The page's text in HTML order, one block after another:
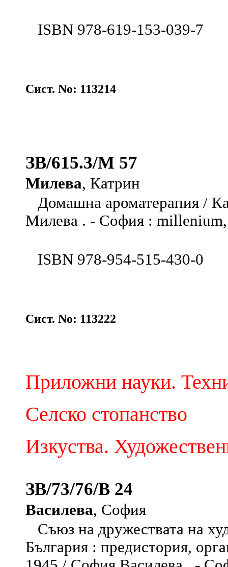
ISBN 978-619-153-039-7
Сист. No: 113214
ЗВ/615.3/М 57
Милева, Катрин
Домашна ароматерапия /
Милева . - София :
ISBN 978-954-515-430-0
Сист. No: 113222
Приложни науки.
Селско стопанство
Изкуства.
ЗВ/73/76/В 24
Василева, София
Съюз на дружествата на
България : предистория,